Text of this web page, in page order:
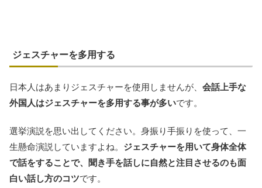
ジェスチャーを多用する
日本人はあまりジェスチャーを使用しませんが、 会話上手な
外国人はジェスチャーを多用する事が多いです。
選挙演説を思い出してください。身振り手振りを使って、一
生懸命演説していますよね。 ジェスチャーを用いて身体全体
で話をすることで、聞き手を話しに自然と注目させるのも面
白い話し方のコツです。